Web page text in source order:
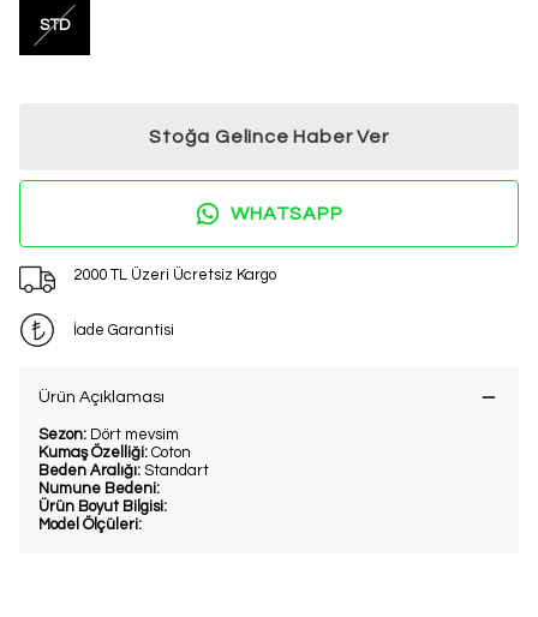
STD
Stoğa Gelince Haber Ver
WHATSAPP
2000 TL Üzeri Ücretsiz Kargo
İade Garantisi
Ürün Açıklaması
Sezon: Dört mevsim
Kumaş Özelliği: Coton
Beden Aralığı: Standart
Numune Bedeni:
Ürün Boyut Bilgisi:
Model Ölçüleri: